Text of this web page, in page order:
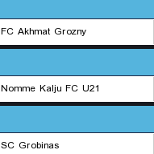
FC Akhmat Grozny
Nomme Kalju FC U21
SC Grobinas